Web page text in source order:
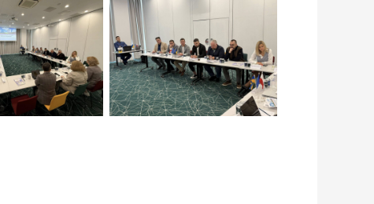
щоб
Натисніть щоб
подивитись